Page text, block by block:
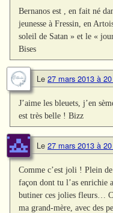
Bernanos est , en fait né
jeunesse à Fressin, en
soleil de Satan » et le «
Bises
Le 27 mars 2013 à
J’aime les bleuets, j’en
est très belle ! Bizz
Le 27 mars 2013 à
Comme c’est joli ! Plein
façon dont tu l’as enrichie
butiner ces jolies fleurs…
ma grand-mère, avec des